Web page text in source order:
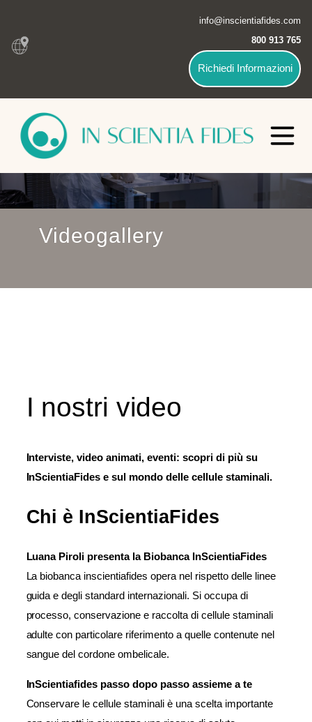
info@inscientiafides.com
800 913 765
Richiedi Informazioni
Videogallery
I nostri video
Interviste, video animati, eventi: scopri di più su
InScientiaFides e sul mondo delle cellule staminali.
Chi è InScientiaFides
Luana Piroli presenta la Biobanca InScientiaFides
La biobanca inscientiafides opera nel rispetto delle linee
guida e degli standard internazionali. Si occupa di
processo, conservazione e raccolta di cellule staminali
adulte con particolare riferimento a quelle contenute nel
sangue del cordone ombelicale.
InScientiafides passo dopo passo assieme a te
Conservare le cellule staminali è una scelta importante